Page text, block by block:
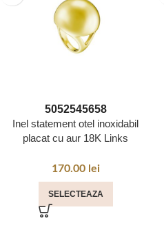
5052545658
Inel statement otel inoxidabil
placat cu aur 18K Links
170.00 lei
SELECTEAZA